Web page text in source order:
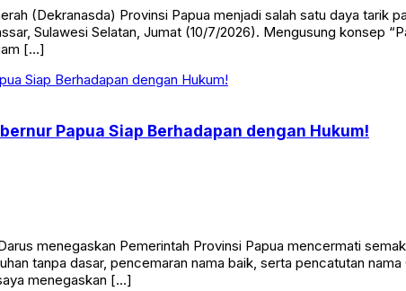
(Dekranasda) Provinsi Papua menjadi salah satu daya tarik
Sulawesi Selatan, Jumat (10/7/2026). Mengusung konsep
[…]
Papua Siap Berhadapan dengan Hukum!
menegaskan Pemerintah Provinsi Papua mencermati
tanpa dasar, pencemaran nama baik, serta pencatutan
menegaskan […]